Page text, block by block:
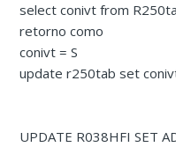
select conivt from
retorno como
conivt = S
update r250tab set
UPDATE R038HFI SET